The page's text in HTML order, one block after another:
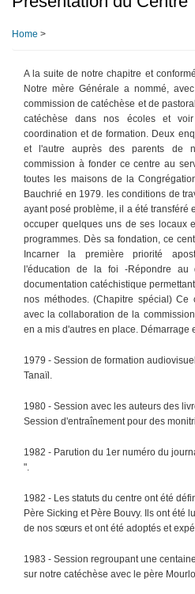
Home >
A la suite de notre chapitre et
Notre mère Générale a nommé,
commission de catéchèse et de
catéchèse dans nos écoles et
coordination et de formation. Deux
et l'autre auprès des parents de
commission à fonder ce centre au
toutes les maisons de la
Bauchrié en 1979. les conditions de
ayant posé problème, il a été transféré
occuper quelques uns de ses locaux
programmes. Dès sa fondation, ce
Incarner la première priorité
l'éducation de la foi -Répondre
documentation catéchistique
nos méthodes. (Chapitre spécial) Ce
avec la collaboration de la
en a mis d'autres en place. Démarrage
1979 - Session de formation
Tanaïl.
1980 - Session avec les auteurs des
Session d'entraînement pour des
1982 - Parution du 1er numéro du
".
1982 - Les statuts du centre ont été
Père Sicking et Père Bouvy. Ils ont été
de nos sœurs et ont été adoptés et
1983 - Session regroupant une
sur notre catéchèse avec le père